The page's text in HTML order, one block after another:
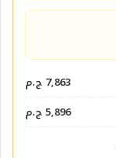
7,863 ج.م
5,896 ج.م